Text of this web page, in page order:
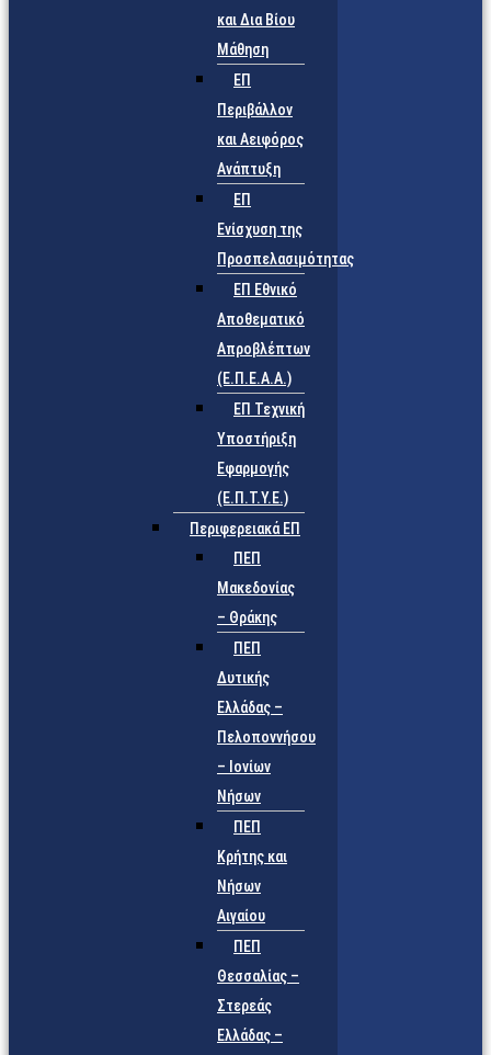
και Δια Βίου
Μάθηση
ΕΠ
Περιβάλλον
και Αειφόρος
Ανάπτυξη
ΕΠ
Ενίσχυση της
Προσπελασιμότητας
ΕΠ Εθνικό
Αποθεματικό
Απροβλέπτων
(Ε.Π.Ε.Α.Α.)
ΕΠ Τεχνική
Υποστήριξη
Εφαρμογής
(Ε.Π.Τ.Υ.Ε.)
Περιφερειακά ΕΠ
ΠΕΠ
Μακεδονίας
– Θράκης
ΠΕΠ
Δυτικής
Ελλάδας –
Πελοποννήσου
– Ιονίων
Νήσων
ΠΕΠ
Κρήτης και
Νήσων
Αιγαίου
ΠΕΠ
Θεσσαλίας –
Στερεάς
Ελλάδας –